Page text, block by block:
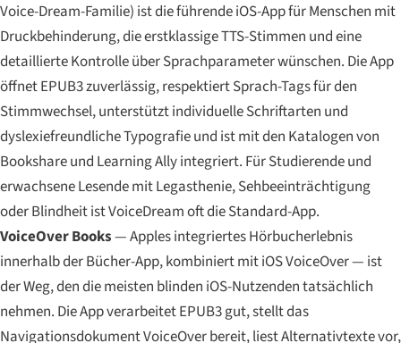
Voice-Dream-Familie) ist die führende iOS-App für Menschen mit
Druckbehinderung, die erstklassige TTS-Stimmen und eine
detaillierte Kontrolle über Sprachparameter wünschen. Die App
öffnet EPUB3 zuverlässig, respektiert Sprach-Tags für den
Stimmwechsel, unterstützt individuelle Schriftarten und
dyslexiefreundliche Typografie und ist mit den Katalogen von
Bookshare und Learning Ally integriert. Für Studierende und
erwachsene Lesende mit Legasthenie, Sehbeeinträchtigung
oder Blindheit ist VoiceDream oft die Standard-App.
VoiceOver Books— Apples integriertes Hörbucherlebnis
innerhalb der Bücher-App, kombiniert mit iOS VoiceOver — ist
der Weg, den die meisten blinden iOS-Nutzenden tatsächlich
nehmen. Die App verarbeitet EPUB3 gut, stellt das
Navigationsdokument VoiceOver bereit, liest Alternativtexte vor,